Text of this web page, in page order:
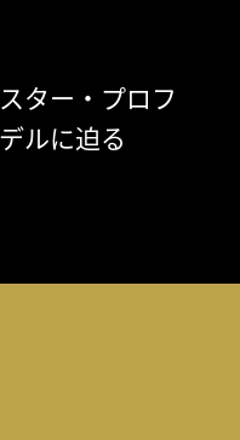
ター・プロフ
ルに迫る